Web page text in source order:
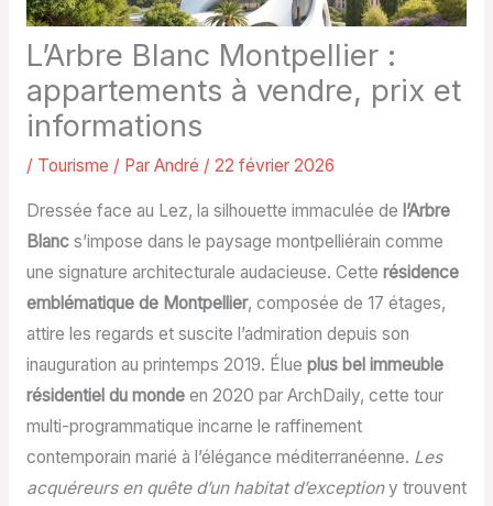
L’Arbre Blanc Montpellier :
appartements à vendre, prix et
informations
/ Tourisme / Par André / 22 février 2026
Dressée face au Lez, la silhouette immaculée de l’Arbre
Blancs’impose dans le paysage montpelliérain comme
une signature architecturale audacieuse. Cette résidence
emblématique de Montpellier, composée de 17 étages,
attire les regards et suscite l’admiration depuis son
inauguration au printemps 2019. Élue plus bel immeuble
résidentiel du mondeen 2020 par ArchDaily, cette tour
multi-programmatique incarne le raffinement
contemporain marié à l’élégance méditerranéenne. Les
acquéreurs en quête d’un habitat d’exceptiony trouvent